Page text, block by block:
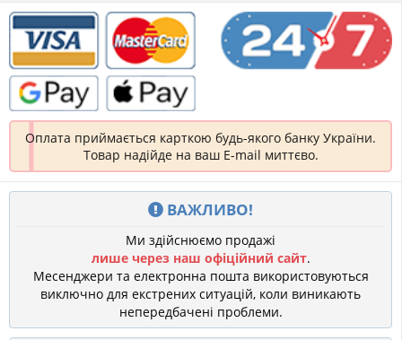
Оплата приймається карткою будь-якого банку України.
Товар надійде на ваш E-mail миттєво.
ВАЖЛИВО!
Ми здійснюємо продажі
лише через наш офіційний сайт.
Месенджери та електронна пошта використовуються
виключно для екстрених ситуацій, коли виникають
непередбачені проблеми.